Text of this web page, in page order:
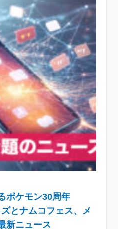
ポケモン30周年
とナムコフェス、メ
新ニュース